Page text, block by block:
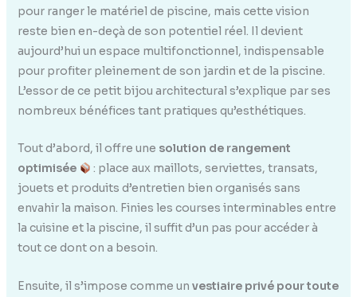
pour ranger le matériel de piscine, mais cette vision
reste bien en-deçà de son potentiel réel. Il devient
aujourd’hui un espace multifonctionnel, indispensable
pour profiter pleinement de son jardin et de la piscine.
L’essor de ce petit bijou architectural s’explique par ses
nombreux bénéfices tant pratiques qu’esthétiques.
Tout d’abord, il offre une solution de rangement
optimisée
: place aux maillots, serviettes, transats,
jouets et produits d’entretien bien organisés sans
envahir la maison. Finies les courses interminables entre
la cuisine et la piscine, il suffit d’un pas pour accéder à
tout ce dont on a besoin.
Ensuite, il s’impose comme un vestiaire privé pour toute